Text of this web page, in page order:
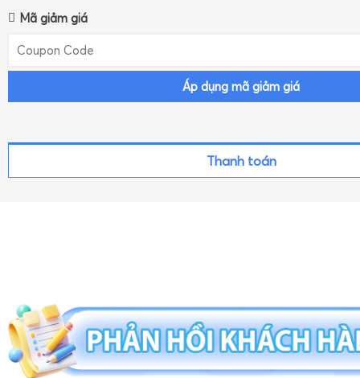
Mã giảm giá
Áp dụng mã giảm giá
Thanh toán